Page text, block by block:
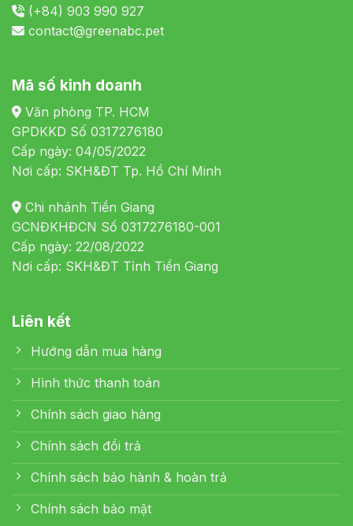
(+84) 903 990 927
contact@greenabc.pet
Mã số kinh doanh
Văn phòng TP. HCM
GPDKKD Số 0317276180
Cấp ngày: 04/05/2022
Nơi cấp: SKH&ĐT Tp. Hồ Chí Minh
Chi nhánh Tiền Giang
GCNĐKHĐCN Số 0317276180-001
Cấp ngày: 22/08/2022
Nơi cấp: SKH&ĐT Tỉnh Tiền Giang
Liên kết
Hướng dẫn mua hàng
Hình thức thanh toán
Chính sách giao hàng
Chính sách đổi trả
Chính sách bảo hành & hoàn trả
Chính sách bảo mật